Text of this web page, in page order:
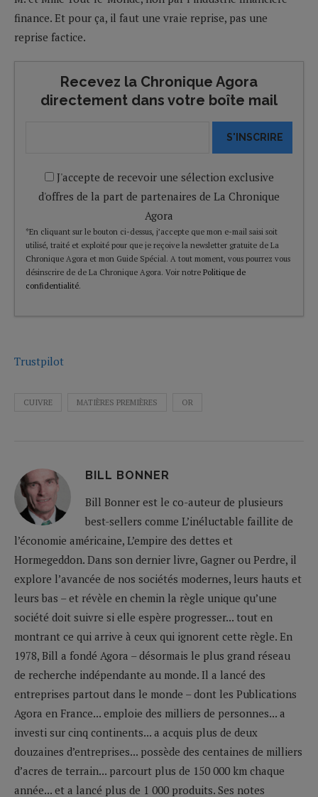
finance. Et pour ça, il faut une vraie reprise, pas une
reprise factice.
Recevez la Chronique Agora
directement dans votre boîte mail
S'INSCRIRE
J'accepte de recevoir une sélection exclusive
d'offres de la part de partenaires de La Chronique
Agora
*En cliquant sur le bouton ci-dessus, j’accepte que mon e-mail saisi soit
utilisé, traité et exploité pour que je reçoive la newsletter gratuite de La
Chronique Agora et mon Guide Spécial. A tout moment, vous pourrez vous
désinscrire de de La Chronique Agora. Voir notre Politique de
confidentialité.
Trustpilot
CUIVRE MATIÈRES PREMIÈRES OR
BILL BONNER
Bill Bonner est le co-auteur de plusieurs
best-sellers comme L’inéluctable faillite de
l’économie américaine, L’empire des dettes et
Hormegeddon. Dans son dernier livre, Gagner ou Perdre, il
explore l’avancée de nos sociétés modernes, leurs hauts et
leurs bas – et révèle en chemin la règle unique qu’une
société doit suivre si elle espère progresser... tout en
montrant ce qui arrive à ceux qui ignorent cette règle. En
1978, Bill a fondé Agora – désormais le plus grand réseau
de recherche indépendante au monde. Il a lancé des
entreprises partout dans le monde – dont les Publications
Agora en France... emploie des milliers de personnes... a
investi sur cinq continents... a acquis plus de deux
douzaines d’entreprises... possède des centaines de milliers
d’acres de terrain... parcourt plus de 150 000 km chaque
année... et a lancé plus de 1 000 produits. Ses notes